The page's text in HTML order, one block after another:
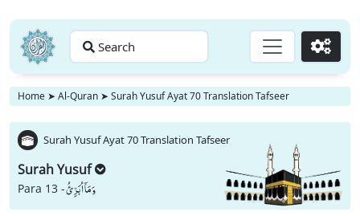
Search Go
Home ➤ Al-Quran ➤ Surah Yusuf Ayat 70 Translation Tafseer
Surah Yusuf Ayat 70 Translation Tafseer
Surah Yusuf
Para 13 -وَ مَاۤ اُبَرِّئُ